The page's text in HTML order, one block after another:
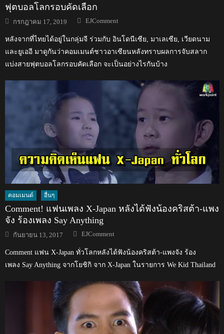
ฟุตบอลโลกรอบคัดเลือก
Posted
on
กรกฎาคม 17, 2019 Author
EJComment
หลังจากที่ไทยได้อยู่ในกลุ่มจี ร่วมกับ อินโดนีเซีย, มาเลเซีย, เวียดนาม
และยูเออี มาดูกันว่าคอมเมนต์ชาวอาเซียนหลังทราบผลการจับสลาก
แบ่งสายฟุตบอลโลกรอบคัดเลือก จะเป็นอย่างไรกันบ้าง
คอมเมนต์ อื่นๆ
Comment! แฟนเพลง X-Japan หลังได้ฟังน้องคริสต้า-แพง
จัง ร้องเพลง Say Anything
Posted
on
กันยายน 13, 2017 Author
EJComment
Comment แฟน X-Japan ทั่วโลกหลังได้ฟังน้องคริสต้า-แพงจัง ร้อง
เพลง Say Anything จากโยชิกิ จาก X-Japan ในรายการ We Kid Thailand